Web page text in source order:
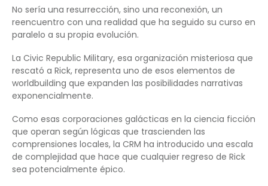
No sería una resurrección, sino una reconexión, un
reencuentro con una realidad que ha seguido su curso en
paralelo a su propia evolución.
La Civic Republic Military, esa organización misteriosa que
rescató a Rick, representa uno de esos elementos de
worldbuilding que expanden las posibilidades narrativas
exponencialmente.
Como esas corporaciones galácticas en la ciencia ficción
que operan según lógicas que trascienden las
comprensiones locales, la CRM ha introducido una escala
de complejidad que hace que cualquier regreso de Rick
sea potencialmente épico.